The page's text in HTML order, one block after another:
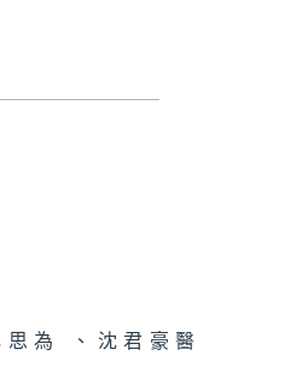
為 、沈君豪醫